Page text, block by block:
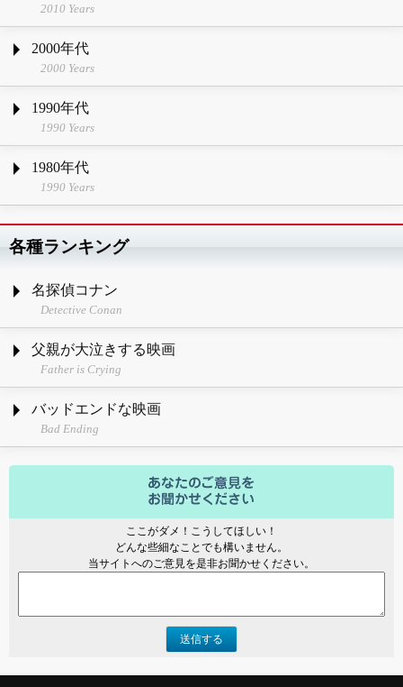
2010 Years
2000年代
2000 Years
1990年代
1990 Years
1980年代
1990 Years
各種ランキング
名探偵コナン
Detective Conan
父親が大泣きする映画
Father is Crying
バッドエンドな映画
Bad Ending
ここがダメ！こうしてほしい！
どんな些細なことでも構いません。
当サイトへのご意見を是非お聞かせください。
送信する